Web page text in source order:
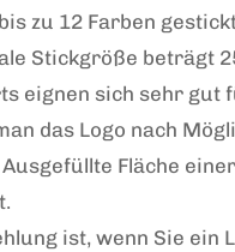
zu 12 Farben
Stickgröße beträgt
eignen sich sehr gut
das Logo nach
Fläche
ist, wenn Sie ein